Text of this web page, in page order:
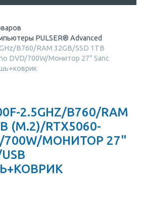
PULSER® Advanced
B760/RAM 32GB/SSD 1TB
DVD/700W/Монитор 27" Sanc
2.5GHZ/B760/RAM
(M.2)/RTX5060-
700W/МОНИТОР 27"